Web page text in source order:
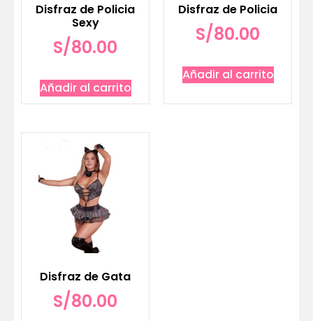
Disfraz de Policia
Sexy
S/80.00
Añadir al carrito
Disfraz de Policia
S/80.00
Añadir al carrito
Disfraz de Gata
S/80.00